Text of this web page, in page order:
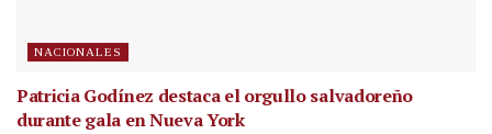
NACIONALES
Patricia Godínez destaca el orgullo salvadoreño
durante gala en Nueva York